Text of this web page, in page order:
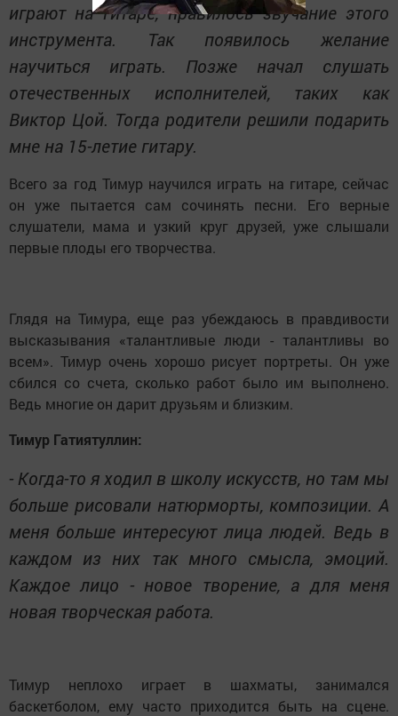
играют на гитаре, нравилось звучание этого
инструмента. Так появилось желание
научиться играть. Позже начал слушать
отечественных исполнителей, таких как
Виктор Цой. Тогда родители решили подарить
мне на 15-летие гитару.
Всего за год Тимур научился играть на гитаре, сейчас
он уже пытается сам сочинять песни. Его верные
слушатели, мама и узкий круг друзей, уже слышали
первые плоды его творчества.
Глядя на Тимура, еще раз убеждаюсь в правдивости
высказывания «талантливые люди - талантливы во
всем». Тимур очень хорошо рисует портреты. Он уже
сбился со счета, сколько работ было им выполнено.
Ведь многие он дарит друзьям и близким.
Тимур Гатиятуллин:
- Когда-то я ходил в школу искусств, но там мы
больше рисовали натюрморты, композиции. А
меня больше интересуют лица людей. Ведь в
каждом из них так много смысла, эмоций.
Каждое лицо - новое творение, а для меня
новая творческая работа.
Тимур неплохо играет в шахматы, занимался
баскетболом, ему часто приходится быть на сцене.